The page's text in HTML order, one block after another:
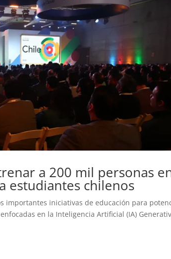
a 200 mil personas
estudiantes chilenos
importantes iniciativas de educación para
en la Inteligencia Artificial (IA)